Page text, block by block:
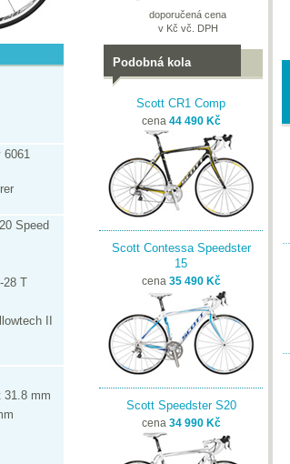
6061
Speed
28 T
II
31.8 mm
doporučená cena
v Kč vč. DPH
Podobná kola
Scott CR1 Comp
cena 44 490 Kč
Scott Contessa Speedster
15
cena 35 490 Kč
Scott Speedster S20
cena 34 990 Kč